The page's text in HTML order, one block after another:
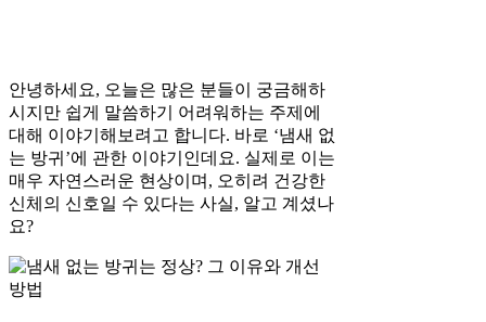
안녕하세요, 오늘은 많은 분들이 궁금해하
시지만 쉽게 말씀하기 어려워하는 주제에
대해 이야기해보려고 합니다. 바로 ‘냄새 없
는 방귀’에 관한 이야기인데요. 실제로 이는
매우 자연스러운 현상이며, 오히려 건강한
신체의 신호일 수 있다는 사실, 알고 계셨나
요?